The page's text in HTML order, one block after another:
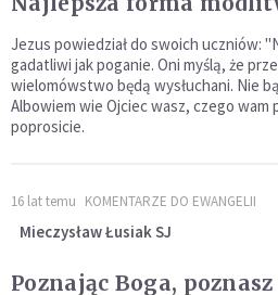
Jezus powiedział do swoich uczniów:
gadatliwi jak poganie. Oni myślą, że
wielomówstwo będą wysłuchani. Nie
Albowiem wie Ojciec wasz, czego wam
poprosicie.
16 lat temu KOMENTARZE DO EWANGELII
Mieczysław Łusiak SJ
Poznając Boga,